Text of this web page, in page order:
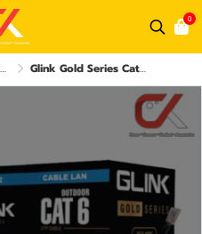
0
Glink Gold Series Cat6 GLG-6002 Outdoor Lan Cable 100m/box สายแลนยาว 100เมตร